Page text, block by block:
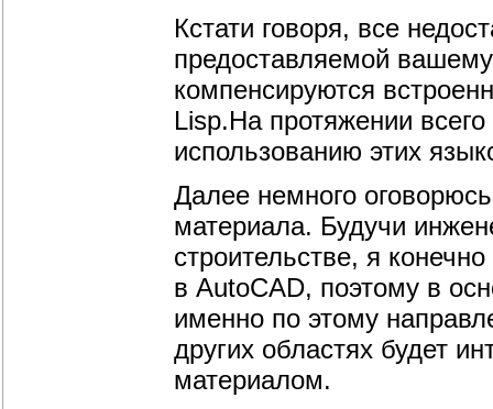
Кстати говоря, все
предоставляемой
компенсируются
Lisp.На протяжении
использованию этих
Далее немного
материала. Будучи
строительстве, я
в AutoCAD, поэтому в
именно по этому
других областях будет
материалом.